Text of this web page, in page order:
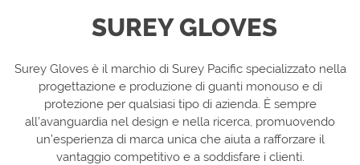
SUREY GLOVES
Surey Gloves è il marchio di Surey Pacific specializzato nella
progettazione e produzione di guanti monouso e di
protezione per qualsiasi tipo di azienda. È sempre
all’avanguardia nel design e nella ricerca, promuovendo
un’esperienza di marca unica che aiuta a rafforzare il
vantaggio competitivo e a soddisfare i clienti.